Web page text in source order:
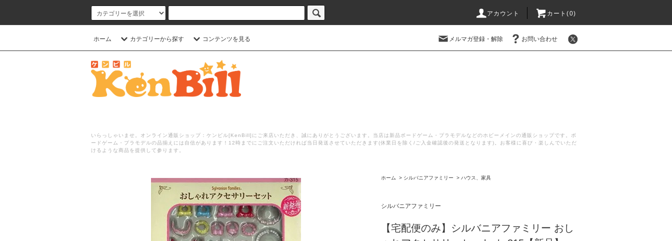
アカウント カート(0)
ホーム カテゴリーから探す コンテンツを見る メルマガ登録・解除 お問い合わせ
いらっしゃいませ。オンライン通販ショップ：ケンビル[KenBill]にご来店いただき、誠にありがとうございます。当店は新品ボードゲーム・プラモデルなどのホビーメインの通販ショップです。ボ
ードゲーム・プラモデルの品揃えには自信があります！12時までにご注文いただければ当日発送させていただきます(休業日を除く/ご入金確認後の発送となります)。お客様に喜び・楽しんでいただ
けるような商品を提供して参ります。
ホーム > シルバニアファミリー > ハウス、家具
シルバニアファミリー
【宅配便のみ】シルバニアファミリー おし